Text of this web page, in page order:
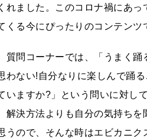
れました。このコロナ禍にあ
くる今にぴったりのコンテンツ
質問コーナーでは、「うまく
わない!自分なりに楽しんで踊
いますか?」という問いに対し
解決方法よりも自分の気持ち
うので、そんな時はエビカニク